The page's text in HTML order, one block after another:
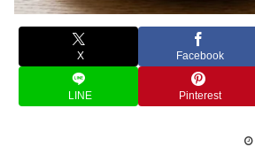
X Facebook
LINE Pinterest